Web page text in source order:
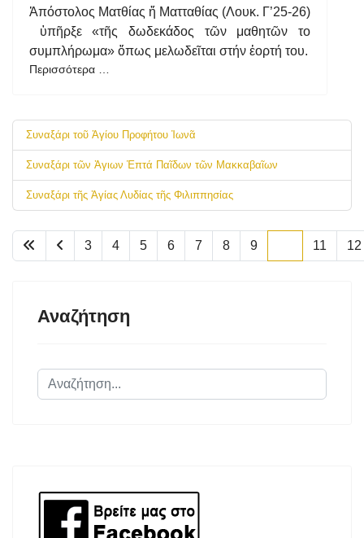
Ἀπόστολος Ματθίας ἤ Ματταθίας (Λουκ. Γ’25-26)
ὑπῆρξε «τῆς δωδεκάδος τῶν μαθητῶν το
συμπλήρωμα» ὅπως μελωδεῖται στήν ἑορτή του.
Περισσότερα …
Συναξάρι τοῦ Ἁγίου Προφήτου Ἰωνᾶ
Συναξάρι τῶν Ἁγιων Ἑπτά Παῖδων τῶν Μακκαβαῖων
Συναξάρι τῆς Ἁγίας Λυδίας τῆς Φιλιππησίας
3 4 5 6 7 8 9 11 12
Αναζήτηση
Αναζήτηση...